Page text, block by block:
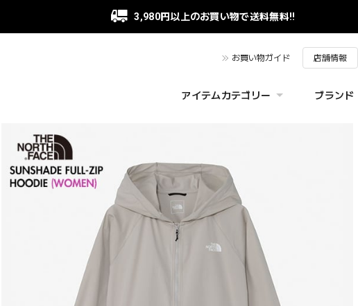
3,980円以上のお買い物で送料無料!!
お買い物ガイド 店舗情報
アイテムカテゴリー ブランド